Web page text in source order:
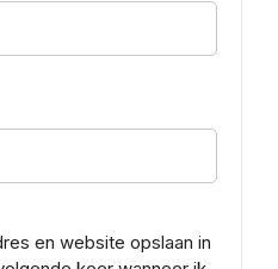
en website opslaan in